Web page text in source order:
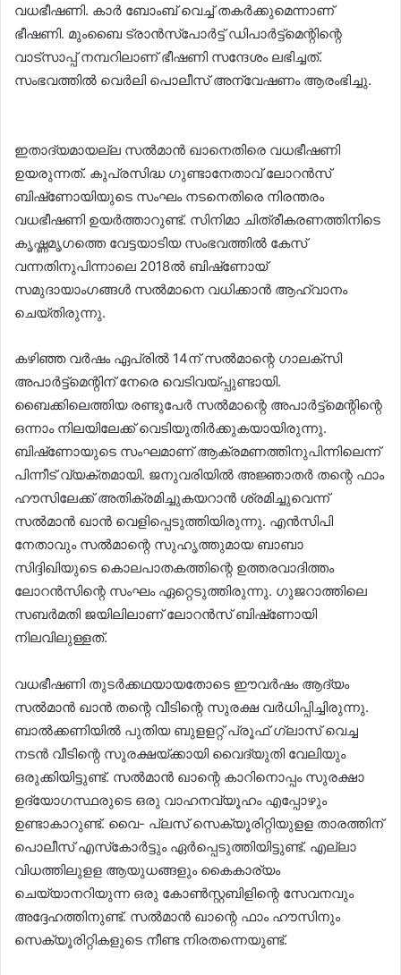
വധഭീഷണി. കാര്‍ ബോംബ് വെച്ച് തകര്‍ക്കുമെന്നാണ്
ഭീഷണി. മുംബൈ ട്രാന്‍സ്‌പോര്‍ട്ട് ഡിപാര്‍ട്ട്‌മെന്റിന്റെ
വാട്‌സാപ്പ് നമ്പറിലാണ് ഭീഷണി സന്ദേശം ലഭിച്ചത്.
സംഭവത്തില്‍ വെര്‍ലി പൊലീസ് അന്വേഷണം ആരംഭിച്ചു.
ഇതാദ്യമായല്ല സല്‍മാന്‍ ഖാനെതിരെ വധഭീഷണി
ഉയരുന്നത്. കുപ്രസിദ്ധ ഗുണ്ടാനേതാവ് ലോറന്‍സ്
ബിഷ്‌ണോയിയുടെ സംഘം നടനെതിരെ നിരന്തരം
വധഭീഷണി ഉയർത്താറുണ്ട്. സിനിമാ ചിത്രീകരണത്തിനിടെ
കൃഷ്ണമൃഗത്തെ വേട്ടയാടിയ സംഭവത്തില്‍ കേസ്
വന്നതിനുപിന്നാലെ 2018ല്‍ ബിഷ്‌ണോയ്
സമുദായാംഗങ്ങള്‍ സല്‍മാനെ വധിക്കാന്‍ ആഹ്വാനം
ചെയ്തിരുന്നു.
കഴിഞ്ഞ വര്‍ഷം ഏപ്രില്‍ 14ന് സല്‍മാന്റെ ഗാലക്‌സി
അപാര്‍ട്ട്‌മെന്റിന് നേരെ വെടിവയ്പ്പുണ്ടായി.
ബൈക്കിലെത്തിയ രണ്ടുപേര്‍ സല്‍മാന്റെ അപാര്‍ട്ട്‌മെന്റിന്റെ
ഒന്നാം നിലയിലേക്ക് വെടിയുതിര്‍ക്കുകയായിരുന്നു.
ബിഷ്‌ണോയുടെ സംഘമാണ് ആക്രമണത്തിനുപിന്നിലെന്ന്
പിന്നീട് വ്യക്തമായി. ജനുവരിയില്‍ അജ്ഞാതര്‍ തന്റെ ഫാം
ഹൗസിലേക്ക് അതിക്രമിച്ചുകയറാന്‍ ശ്രമിച്ചുവെന്ന്
സല്‍മാന്‍ ഖാന്‍ വെളിപ്പെടുത്തിയിരുന്നു. എന്‍സിപി
നേതാവും സല്‍മാന്റെ സുഹൃത്തുമായ ബാബാ
സിദ്ദിഖിയുടെ കൊലപാതകത്തിന്റെ ഉത്തരവാദിത്തം
ലോറന്‍സിന്റെ സംഘം ഏറ്റെടുത്തിരുന്നു. ഗുജറാത്തിലെ
സബര്‍മതി ജയിലിലാണ് ലോറന്‍സ് ബിഷ്‌ണോയി
നിലവിലുള്ളത്.
വധഭീഷണി തുടർക്കഥയായതോടെ ഈവര്‍ഷം ആദ്യം
സല്‍മാന്‍ ഖാന്‍ തന്റെ വീടിന്റെ സുരക്ഷ വര്‍ധിപ്പിച്ചിരുന്നു.
ബാല്‍ക്കണിയില്‍ പുതിയ ബുളളറ്റ് പ്രൂഫ് ഗ്ലാസ് വെച്ച
നടന്‍ വീടിന്റെ സുരക്ഷയ്ക്കായി വൈദ്യുതി വേലിയും
ഒരുക്കിയിട്ടുണ്ട്. സല്‍മാന്‍ ഖാന്റെ കാറിനൊപ്പം സുരക്ഷാ
ഉദ്യോഗസ്ഥരുടെ ഒരു വാഹനവ്യൂഹം എപ്പോഴും
ഉണ്ടാകാറുണ്ട്. വൈ- പ്ലസ് സെക്യൂരിറ്റിയുളള താരത്തിന്
പൊലീസ് എസ്‌കോര്‍ട്ടും ഏര്‍പ്പെടുത്തിയിട്ടുണ്ട്. എല്ലാ
വിധത്തിലുളള ആയുധങ്ങളും കൈകാര്യം
ചെയ്യാനറിയുന്ന ഒരു കോണ്‍സ്റ്റബിളിന്റെ സേവനവും
അദ്ദേഹത്തിനുണ്ട്. സല്‍മാന്‍ ഖാന്റെ ഫാം ഹൗസിനും
സെക്യൂരിറ്റികളുടെ നീണ്ട നിരതന്നെയുണ്ട്.